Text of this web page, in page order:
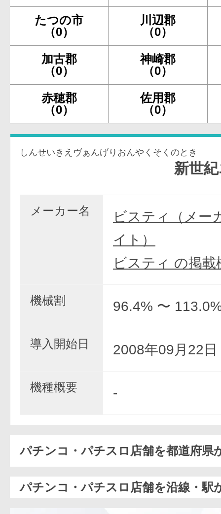
たつの市
（0）
川辺郡
（0）
加古郡
（0）
神崎郡
（0）
赤穂郡
（0）
佐用郡
（0）
しんせいきえヴぁんげりおんやくそくのとき
新世紀エヴ
メーカー名
ビスティ（メー
イト）
ビスティ の掲載
機械割 96.4% 〜
導入開始日 2008年09月22日
機種概要 -
パチンコ・パチスロ店舗を都道府県
パチンコ・パチスロ店舗を沿線・駅